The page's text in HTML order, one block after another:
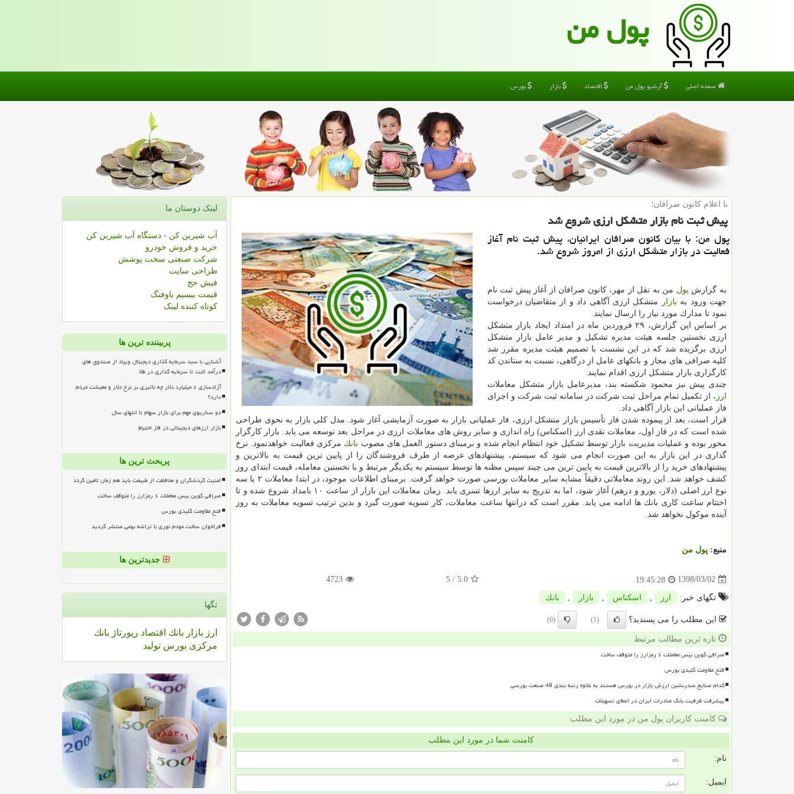
پول من
صفحه اصلی آرشیو پول من اقتصاد بازار بورس
با اعلام كانون صرافان؛
پیش ثبت نام بازار متشكل ارزی شروع شد
پول من: با بیان كانون صرافان ایرانیان، پیش ثبت نام آغاز
فعالیت در بازار متشكل ارزی از امروز شروع شد.
به گزارش پول من به نقل از مهر، كانون صرافان از آغاز پیش ثبت نام
جهت ورود به بازار
متشكل ارزی آگاهی داد و از متقاضیان درخواست
نمود تا مدارك مورد نیاز را ارسال نمایند.
بر اساس این گزارش، ۲۹ فروردین ماه در امتداد ایجاد بازار متشكل
ارزی نخستین جلسه هیئت مدیره تشكیل و مدیر عامل بازار متشكل
ارزی برگزیده شد كه در این نشست با تصمیم هیئت مدیره مقرر شد
كلیه صرافی های مجاز و بانكهای عامل از درگاهی، نسبت به ستاندن كد
كارگزاری بازار متشكل ارزی اقدام نمایند.
چندی پیش نیز محمود شكسته بند، مدیرعامل بازار متشكل معاملات
ارز ، از تكمیل تمام مراحل ثبت شركت در سامانه ثبت شركت و اجرای
فاز عملیاتی این بازار آگاهی داد.
قرار است، بعد از پیموده شدن فاز تأسیس بازار متشكل ارزی، فاز عملیاتی بازار به صورت آزمایشی آغاز شود. مدل كلی بازار به نحوی طراحی
شده است كه در فاز اول، معاملات نقدی ارز (اسكناس) راه اندازی و سایر روش های معاملات ارزی در مراحل بعد توسعه می یابد. بازار كارگزار
محور بوده و عملیات مدیریت بازار توسط تشكیل خود انتظام انجام شده و برمبنای دستور العمل های مصوب بانك مركزی فعالیت خواهدنمود. نرخ
گذاری در این بازار به این صورت انجام می شود كه سیستم، پیشنهادهای عرضه از طرف فروشندگان را از پایین ترین قیمت به بالاترین و
پیشنهادهای خرید را از بالاترین قیمت به پایین ترین می چیند سپس مظنه ها توسط سیستم به یكدیگر مرتبط و با نخستین معامله، قیمت ابتدای روز
كشف خواهد شد. این روند معاملاتی دقیقاً مشابه سایر معاملات بورسی صورت خواهد گرفت. برمبنای اطلاعات موجود، در ابتدا معاملات ۲ یا سه
نوع ارز اصلی (دلار، یورو و درهم) آغاز شود، اما به تدریج به سایر ارزها تسری یابد. زمان معاملات این بازار از ساعت ۱۰ بامداد شروع شده و تا
اختتام ساعت كاری بانك ها ادامه می یابد. مقرر است كه درانتها ساعت معاملات، كار تسویه صورت گیرد و بدین ترتیب تسویه معاملات به روز
آینده موكول نخواهد شد.
منبع: پول من
1398/03/02
19:45:28
5.0
/ 5
4723
تگهای خبر: ارز اسكناس بازار بانك
این مطلب را می پسندید؟ (1)
(0)
تازه ترین مطالب مرتبط
صرافی کوین بیس معاملات ۶ رمزارز را متوقف ساخت
فتح مقاومت کلیدی بورس
کدام صنایع صدرنشین ارزش بازار در بورس هستند به علاوه رتبه بندی 48 صنعت بورسی
پیشرفت ظرفیت بانک صادرات ایران در اعطای تسهیلات
کامنت کاربران پول من در مورد این مطلب
کامنت شما در مورد این مطلب
نام:
ایمیل:
لینک دوستان ما
آب شیرین کن - دستگاه آب شیرین کن
خرید و فروش خودرو
شرکت صنعتی سخت پوشش
طراحی سایت
فیش حج
قیمت بیسیم باوفنگ
کوتاه کننده لینک
پربیننده ترین ها
آشنایی با سبد سرمایه گذاری دیجیتال ویپاد از صندوق های
درآمد ثابت تا سرمایه گذاری در طلا
آزادسازی ۶ میلیارد دلار چه تاثیری بر نرخ دلار و معیشت مردم
دارد؟
دو سناریوی مهم برای بازار سهام تا انتهای سال
بازار ارزهای دیجیتالی در فاز احتیاط
پربحث ترین ها
امنیت گردشگران و محافظت از طبیعت باید هم زمان تامین گردد
صرافی کوین بیس معاملات ۶ رمزارز را متوقف ساخت
فتح مقاومت کلیدی بورس
فراخوان ساخت مودم نوری با تراشه بومی منتشر گردید
جدیدترین ها
تگها
ارز بازار بانك اقتصاد رپورتاژ بانك
مركزی بورس تولید